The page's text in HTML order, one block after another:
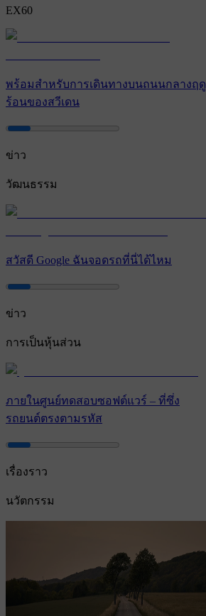
EX60
พร้อมสําหรับการเดินทางบนถนนกลางฤดู
ร้อนของสวีเดน
ข่าว
วัฒนธรรม
สวัสดี Google ฉันจอดรถที่นี่ได้ไหม
ข่าว
การเป็นหุ้นส่วน
ภายในศูนย์ทดสอบซอฟต์แวร์ – ที่ซึ่ง
รถยนต์ตรงตามรหัส
เรื่องราว
นวัตกรรม